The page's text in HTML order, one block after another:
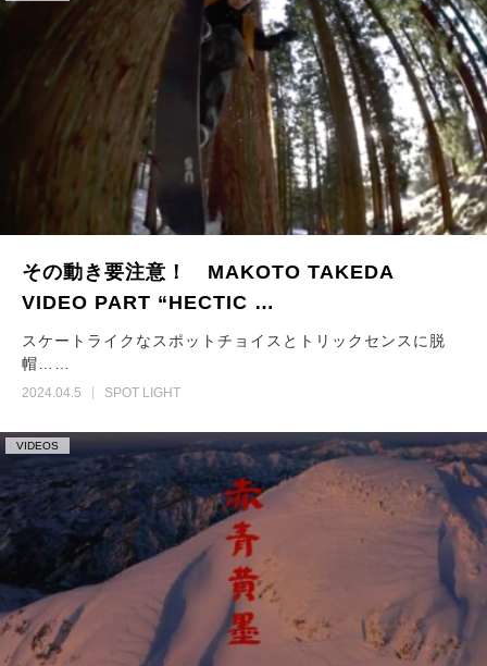
その動き要注意！ MAKOTO TAKEDA
VIDEO PART “HECTIC …
スケートライクなスポットチョイスとトリックセンスに脱
帽……
2024.04.5 SPOT LIGHT
VIDEOS